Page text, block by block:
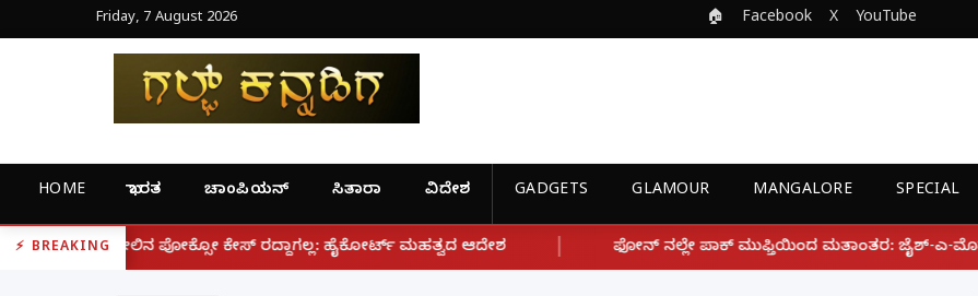
Friday, 7 August 2026 🏠 Facebook X YouTube
HOME ಭಾರತ ಚಾಂಪಿಯನ್ ಸಿತಾರಾ ವಿದೇಶ GADGETS GLAMOUR MANGALORE SPECIAL
BREAKING
ಕೇಸ್ ರದ್ದಾಗಲ್ಲ: ಹೈಕೋರ್ಟ್ ಮಹತ್ವದ ಆದೇಶ | ಫೋನ್ ನಲ್ಲೇ ಪಾಕ್ ಮುಫ್ತಿಯಿಂದ ಮತಾಂತರ: ಜೈಶ್-ಎ-ಮೊಹಮ್ಮದ್ ಉಗ್ರ ಸಂಘಟನೆ